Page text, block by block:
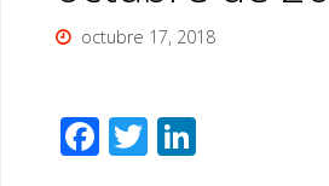
octubre 17, 2018
F T Li